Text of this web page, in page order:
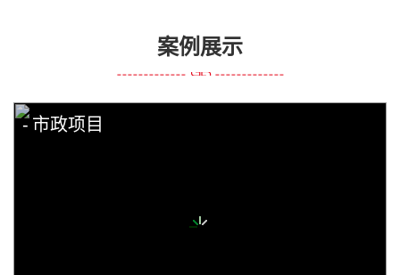
案例展示
市政项目